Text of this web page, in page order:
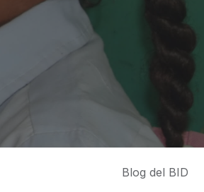
Blog del BID